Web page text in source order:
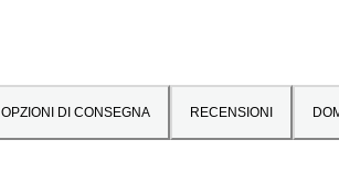
OPZIONI DI CONSEGNA RECENSIONI